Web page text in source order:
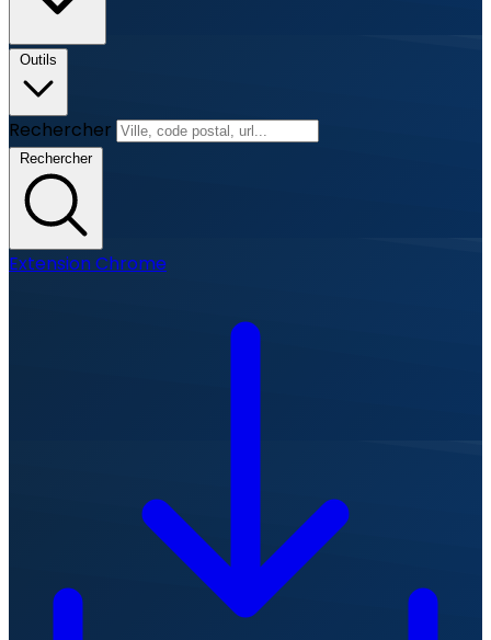
Outils
Rechercher
Rechercher
Extension Chrome